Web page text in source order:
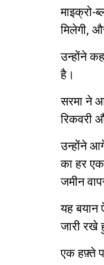
माइक्रो-
मिलेगी,
उन्होंने
है।
सरमा ने
रिकवरी
उन्होंने
का हर
जमीन
यह बयान
जारी रखे
एक हफ़्ते